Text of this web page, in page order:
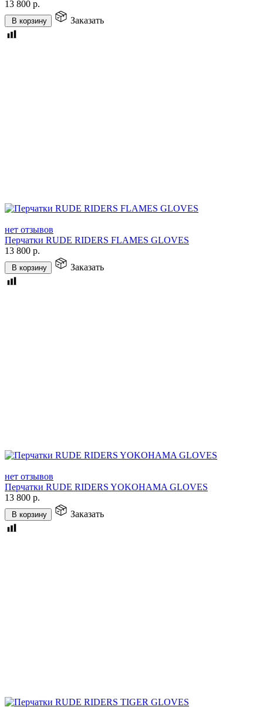
13 800 р.
В корзину Заказать
нет отзывов
Перчатки RUDE RIDERS FLAMES GLOVES
13 800 р.
В корзину Заказать
нет отзывов
Перчатки RUDE RIDERS YOKOHAMA GLOVES
13 800 р.
В корзину Заказать